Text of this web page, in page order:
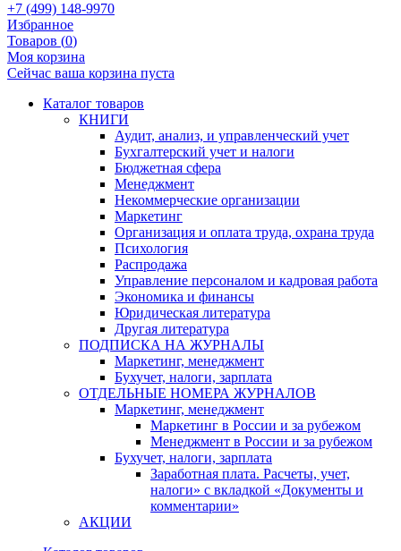
+7 (499) 148-9970
Избранное
Товаров (0)
Моя корзина
Сейчас ваша корзина пуста
Каталог товаров
КНИГИ
Аудит, анализ, и управленческий учет
Бухгалтерский учет и налоги
Бюджетная сфера
Менеджмент
Некоммерческие организации
Маркетинг
Организация и оплата труда, охрана труда
Психология
Распродажа
Управление персоналом и кадровая работа
Экономика и финансы
Юридическая литература
Другая литература
ПОДПИСКА НА ЖУРНАЛЫ
Маркетинг, менеджмент
Бухучет, налоги, зарплата
ОТДЕЛЬНЫЕ НОМЕРА ЖУРНАЛОВ
Маркетинг, менеджмент
Маркетинг в России и за рубежом
Менеджмент в России и за рубежом
Бухучет, налоги, зарплата
Заработная плата. Расчеты, учет,
налоги» с вкладкой «Документы и
комментарии»
АКЦИИ